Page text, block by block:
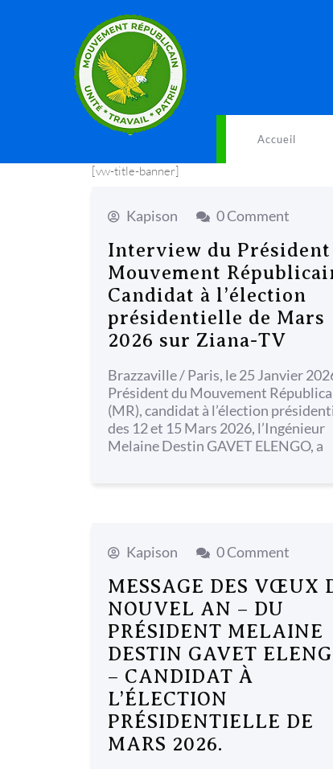
Accueil
[vw-title-banner]
Kapison 0 Comment
Interview du Président
Mouvement
Candidat à l’élection
présidentielle de Mars
2026 sur Ziana-TV
Brazzaville / Paris, le 25 Janvier
Président du Mouvement
(MR), candidat à l’élection
des 12 et 15 Mars 2026, l’Ingénieur
Melaine Destin GAVET ELENGO, a
Kapison 0 Comment
MESSAGE DES VŒUX
NOUVEL AN – DU
PRÉSIDENT MELAINE
DESTIN GAVET
– CANDIDAT À
L’ÉLECTION
PRÉSIDENTIELLE DE
MARS 2026.